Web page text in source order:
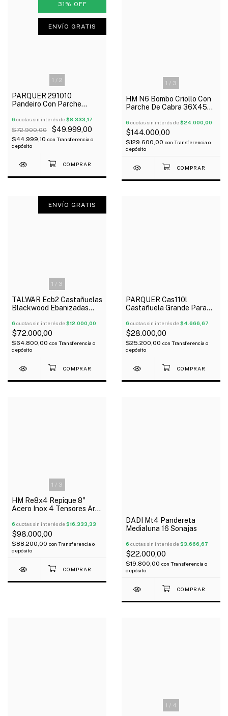
1 / 2
31 % OFF
ENVÍO GRATIS
PARQUER 291010
Pandeiro Con Parche
Oferta!
6 cuotas sin interés de$8.333,17
$72.900,00 $49.999,00
$44.999,10 con Transferencia o
depósito
1 / 3
HM N6 Bombo Criollo Con
Parche De Cabra 36X45
6 cuotas sin interés de$24.000,00
$144.000,00
$129.600,00 con Transferencia o
depósito
1 / 3
ENVÍO GRATIS
TALWAR Ecb2 Castañuelas
Blackwood Ebanizadas
Funda
6 cuotas sin interés de$12.000,00
$72.000,00
$64.800,00 con Transferencia o
depósito
PARQUER Cas110l
Castañuela Grande Para
6 cuotas sin interés de$4.666,67
$28.000,00
$25.200,00 con Transferencia o
depósito
1 / 3
HM Re8x4 Repique 8"
Acero Inox 4 Tensores Aro
6 cuotas sin interés de$16.333,33
$98.000,00
$88.200,00 con Transferencia o
depósito
DADI Mt4 Pandereta
Medialuna 16 Sonajas
6 cuotas sin interés de$3.666,67
$22.000,00
$19.800,00 con Transferencia o
depósito
1 / 4